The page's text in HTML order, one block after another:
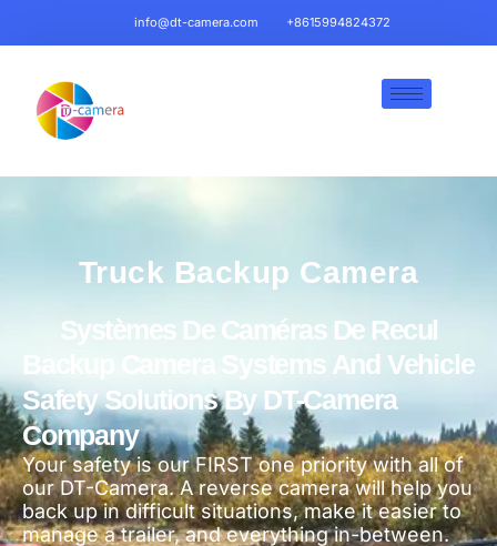
info@dt-camera.com +8615994824372
Truck Backup Camera
Systèmes De Caméras De Recul
Backup Camera Systems And Vehicle
Safety Solutions By DT-Camera
Company
Your safety is our FIRST one priority with all of
our DT-Camera. A reverse camera will help you
back up in difficult situations, make it easier to
manage a trailer, and everything in-between.